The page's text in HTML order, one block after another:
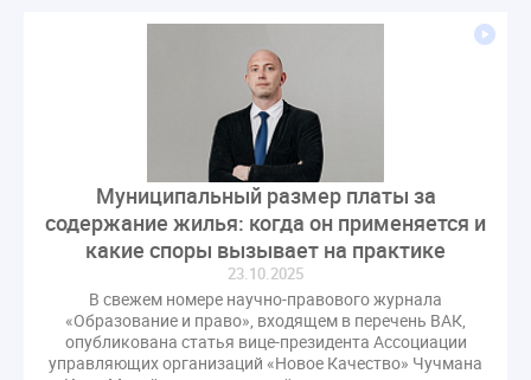
МКД
капремонт
Комитет по строительству и ЖКХ
Обсуждение
Постановление Правительства РФ
ЖКУ
Новое качество
ОСС
Правила
задолженность граждан
ГОСТ
Мероприятия
Постановление
Правительство РФ
исполнительная надпись
ВДГО
ВКГО
Персональные данные
Приказ
Сергей Пахомов
Муниципальный размер платы за
содержание жилья: когда он применяется и
какие споры вызывает на практике
23.10.2025
В свежем номере научно-правового журнала
«Образование и право», входящем в перечень ВАК,
опубликована статья вице-президента Ассоциации
управляющих организаций «Новое Качество» Чучмана